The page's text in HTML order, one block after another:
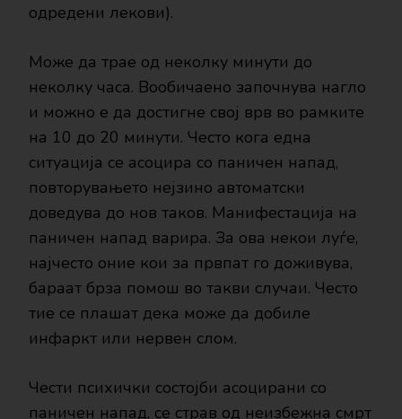
одредени лекови).
Може да трае од неколку минути до
неколку часа. Вообичаено започнува нагло
и можно е да достигне свој врв во рамките
на 10 до 20 минути. Често кога една
ситуација се асоцира со паничен напад,
повторувањето нејзино автоматски
доведува до нов таков. Манифестација на
паничен напад варира. За ова некои луѓе,
најчесто оние кои за првпат го доживува,
бараат брза помош во такви случаи. Често
тие се плашат дека може да добиле
инфаркт или нервен слом.
Чести психички состојби асоцирани со
паничен напад, се страв од неизбежна смрт